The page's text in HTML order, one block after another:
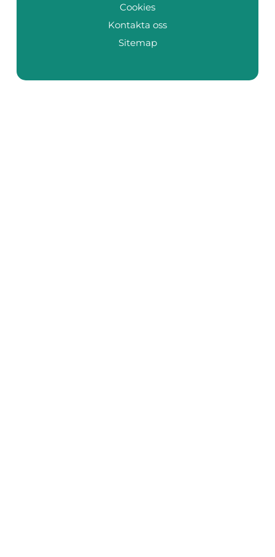
Cookies
Kontakta oss
Sitemap